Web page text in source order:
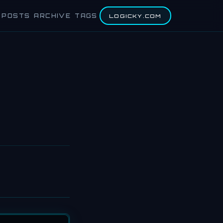
POSTS ARCHIVE TAGS LOGICKY.COM